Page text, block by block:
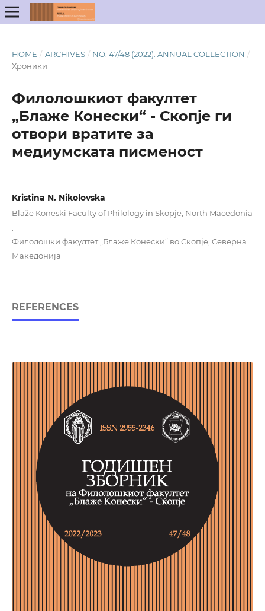
HOME / ARCHIVES / NO. 47/48 (2022): ANNUAL COLLECTION /
Хроники
Филолошкиот факултет
„Блаже Конески“ - Скопје ги
отвори вратите за
медиумската писменост
Kristina N. Nikolovska
Blaže Koneski Faculty of Philology in Skopje, North Macedonia
Филолошки факултет „Блаже Конески“ во Скопје, Северна
Македонија
REFERENCES